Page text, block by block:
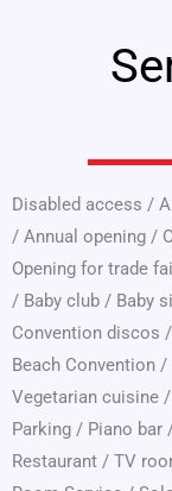
Disabled access /
/ Annual opening /
Opening for trade
/ Baby club / Baby
Convention discos /
Beach Convention /
Vegetarian cuisine /
Parking / Piano bar
Restaurant / TV